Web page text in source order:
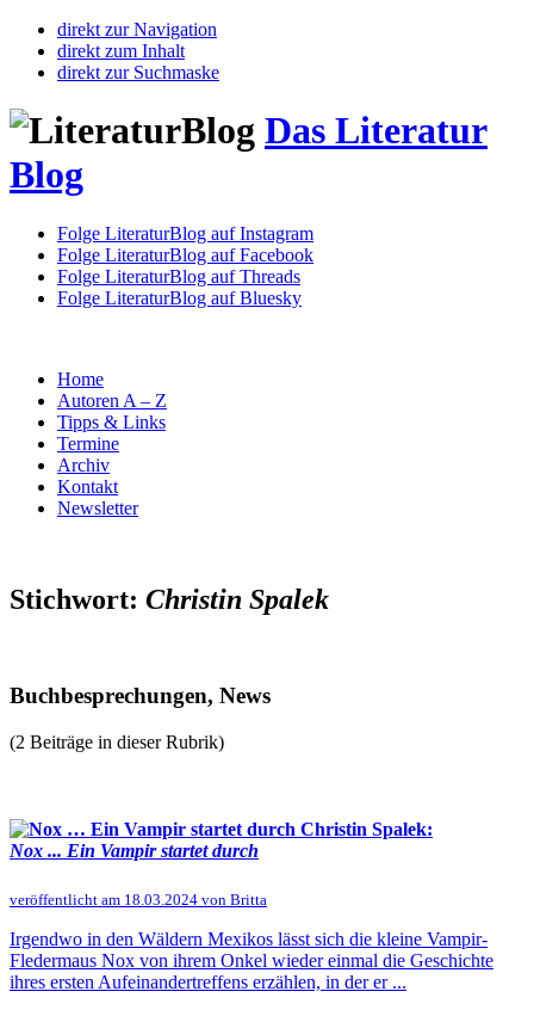
direkt zur Navigation
direkt zum Inhalt
direkt zur Suchmaske
Das Literatur
Blog
Folge LiteraturBlog auf Instagram
Folge LiteraturBlog auf Facebook
Folge LiteraturBlog auf Threads
Folge LiteraturBlog auf Bluesky
Home
Autoren A – Z
Tipps & Links
Termine
Archiv
Kontakt
Newsletter
Stichwort: Christin Spalek
Buchbesprechungen, News
(2 Beiträge in dieser Rubrik)
Christin Spalek:
Nox ... Ein Vampir startet durch
veröffentlicht am 18.03.2024 von Britta
Irgendwo in den Wäldern Mexikos lässt sich die kleine Vampir-
Fledermaus Nox von ihrem Onkel wieder einmal die Geschichte
ihres ersten Aufeinandertreffens erzählen, in der er ...